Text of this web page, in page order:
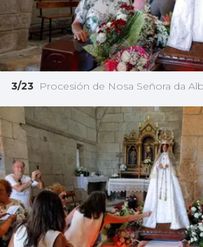
3/23 Procesión de Nosa Señora da